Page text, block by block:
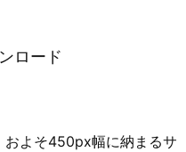
ロード
およそ450px幅に納まるサ